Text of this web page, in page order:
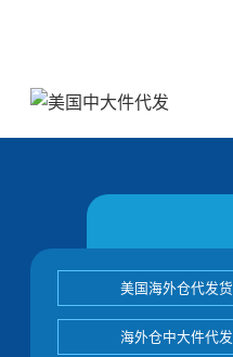
美国海外仓代发货
海外仓中大件代发